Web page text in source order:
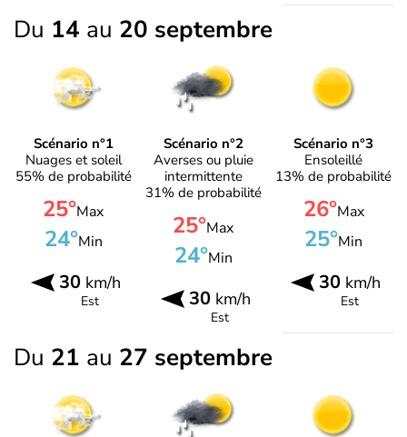
Du 14 au 20 septembre
Scénario n°1
Nuages et soleil
55% de probabilité
25°Max
24°Min
30km/h
Est
Scénario n°2
Averses ou pluie
intermittente
31% de probabilité
25°Max
24°Min
30km/h
Est
Scénario n°3
Ensoleillé
13% de probabilité
26°Max
25°Min
30 km/h
Est
Du 21 au 27 septembre